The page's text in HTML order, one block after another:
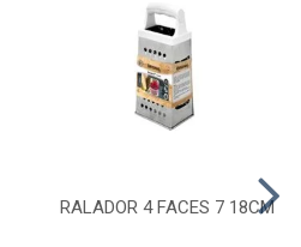
RALADOR 4 FACES 7 18CM